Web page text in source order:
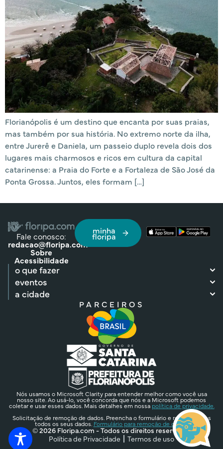
Florianópolis é um destino que encanta por suas praias,
mas também por sua história. No extremo norte da ilha,
entre Jurerê e Daniela, um passeio duplo revela dois dos
lugares mais charmosos e ricos em cultura da capital
catarinense: a Praia do Forte e a Fortaleza de São José da
Ponta Grossa. Juntos, eles formam […]
Fale conosco:
redacao@floripa.com
Sobre
Acessibilidade
minha
floripa
o que fazer
eventos
a cidade
PARCEIROS
Nós usamos o Microsoft Clarity para entender melhor como você usa
nosso site. Ao usá-lo, você concorda que nós e a Microsoft podemos
coletar e usar esses dados. Mais detalhes em nossa política de privacidade.
Solicitação de remoção de dados. Preencha o formulário e removeremos
todos os seus dados. Formulário para remoção de dados.
© 2026 Floripa.com - Todos os direitos reservados
Política de Privacidade
Termos de uso